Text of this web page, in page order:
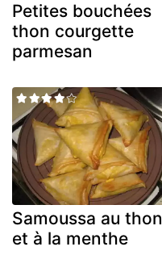
Petites bouchées
thon courgette
parmesan
Samoussa au thon
et à la menthe